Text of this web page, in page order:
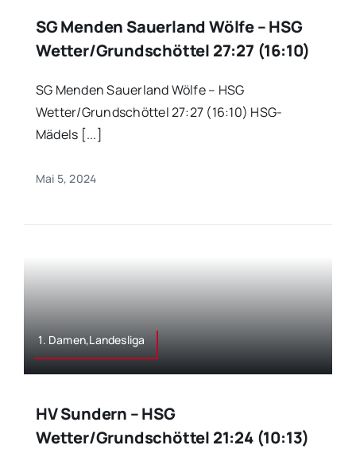
SG Menden Sauerland Wölfe – HSG
Wetter/Grundschöttel 27:27 (16:10)
SG Menden Sauerland Wölfe – HSG
Wetter/Grundschöttel 27:27 (16:10) HSG-
Mädels [...]
Mai 5, 2024
1. Damen,Landesliga
HV Sundern – HSG
Wetter/Grundschöttel 21:24 (10:13)